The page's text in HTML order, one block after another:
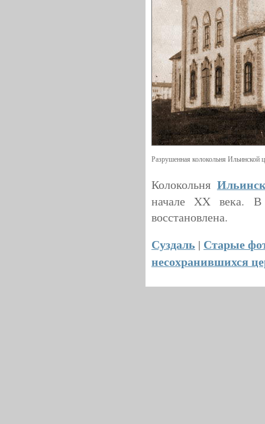
Разрушенная колокольня Ильинской
Колокольня
начале XX века. В
восстановлена.
Суздаль | Старые
несохранившихся